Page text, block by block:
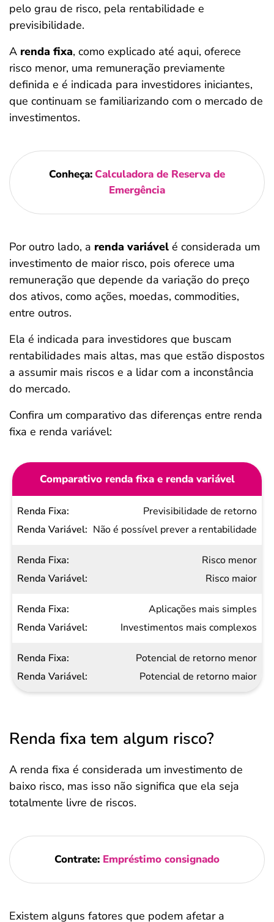
pelo grau de risco, pela rentabilidade e
previsibilidade.
A renda fixa, como explicado até aqui, oferece
risco menor, uma remuneração previamente
definida e é indicada para investidores iniciantes,
que continuam se familiarizando com o mercado de
investimentos.
Conheça: Calculadora de Reserva de
Emergência
Por outro lado, a renda variável é considerada um
investimento de maior risco, pois oferece uma
remuneração que depende da variação do preço
dos ativos, como ações, moedas, commodities,
entre outros.
Ela é indicada para investidores que buscam
rentabilidades mais altas, mas que estão dispostos
a assumir mais riscos e a lidar com a inconstância
do mercado.
Confira um comparativo das diferenças entre renda
fixa e renda variável:
Comparativo renda fixa e renda variável
Renda
Fixa
Variável
Previsibilidade de retorno
Não é possível prever a rentabilidade
Risco menor
Risco maior
Aplicações mais simples
Investimentos mais complexos
Potencial de retorno menor
Potencial de retorno maior
Renda fixa tem algum risco?
A renda fixa é considerada um investimento de
baixo risco, mas isso não significa que ela seja
totalmente livre de riscos.
Contrate: Empréstimo consignado
Existem alguns fatores que podem afetar a